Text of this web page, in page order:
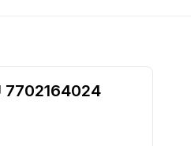
7702164024